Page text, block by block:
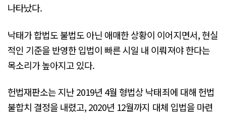
나타났다.
낙태가 합법도 불법도 아닌 애매한 상황이 이어지면서, 현실
적인 기준을 반영한 입법이 빠른 시일 내 이뤄져야 한다는
목소리가 높아지고 있다.
헌법재판소는 지난 2019년 4월 형법상 낙태죄에 대해 헌법
불합치 결정을 내렸고, 2020년 12월까지 대체 입법을 마련